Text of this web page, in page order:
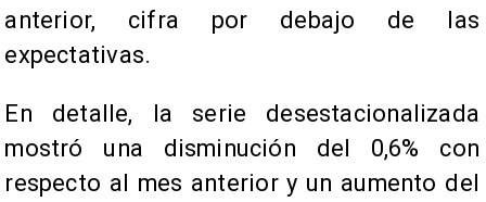
anterior, cifra por debajo de las
expectativas.
En detalle, la serie desestacionalizada
mostró una disminución del 0,6% con
respecto al mes anterior y un aumento del